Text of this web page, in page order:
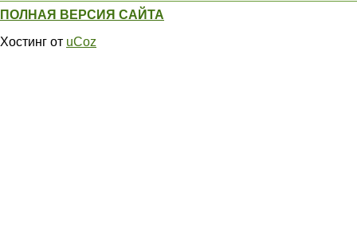
ПОЛНАЯ ВЕРСИЯ САЙТА
Хостинг от uCoz